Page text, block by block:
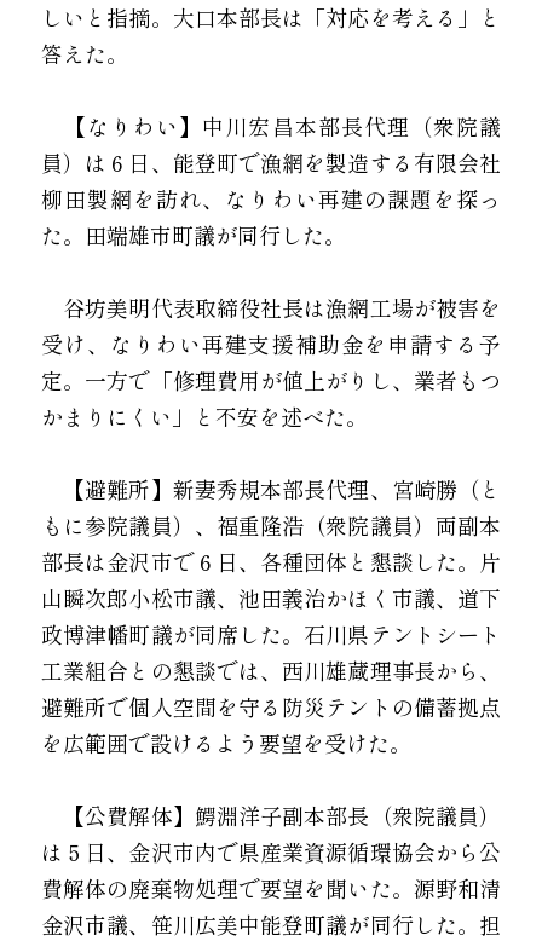
しいと指摘。大口本部長は「対応を考える」と
答えた。
【なりわい】中川宏昌本部長代理（衆院議
員）は６日、能登町で漁網を製造する有限会社
柳田製網を訪れ、なりわい再建の課題を探っ
た。田端雄市町議が同行した。
谷坊美明代表取締役社長は漁網工場が被害を
受け、なりわい再建支援補助金を申請する予
定。一方で「修理費用が値上がりし、業者もつ
かまりにくい」と不安を述べた。
【避難所】新妻秀規本部長代理、宮崎勝（と
もに参院議員）、福重隆浩（衆院議員）両副本
部長は金沢市で６日、各種団体と懇談した。片
山瞬次郎小松市議、池田義治かほく市議、道下
政博津幡町議が同席した。石川県テントシート
工業組合との懇談では、西川雄蔵理事長から、
避難所で個人空間を守る防災テントの備蓄拠点
を広範囲で設けるよう要望を受けた。
【公費解体】鰐淵洋子副本部長（衆院議員）
は５日、金沢市内で県産業資源循環協会から公
費解体の廃棄物処理で要望を聞いた。源野和清
金沢市議、笹川広美中能登町議が同行した。担